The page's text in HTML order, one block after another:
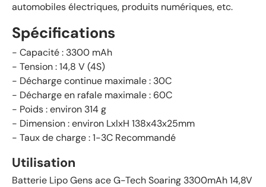
automobiles électriques, produits numériques, etc.
Spécifications
- Capacité : 3300 mAh
- Tension : 14,8 V (4S)
- Décharge continue maximale : 30C
- Décharge en rafale maximale : 60C
- Poids : environ 314 g
- Dimension : environ LxlxH 138x43x25mm
- Taux de charge : 1-3C Recommandé
Utilisation
Batterie Lipo Gens ace G-Tech Soaring 3300mAh 14,8V